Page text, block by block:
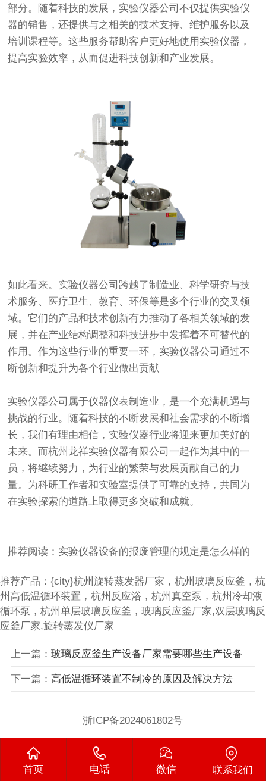
部分。随着科技的发展，实验仪器公司不仅提供实验仪
器的销售，还提供与之相关的技术支持、维护服务以及
培训课程等。这些服务帮助客户更好地使用实验仪器，
提高实验效率，从而促进科技创新和产业发展。
如此看来。实验仪器公司跨越了制造业、科学研究与技
术服务、医疗卫生、教育、环保等是多个行业的交叉领
域。它们的产品和技术创新有力推动了各相关领域的发
展，并在产业结构调整和科技进步中发挥着不可替代的
作用。作为这些行业的重要一环，实验仪器公司通过不
断创新和提升为各个行业做出贡献
实验仪器公司属于仪器仪表制造业，是一个充满机遇与
挑战的行业。随着科技的不断发展和社会需求的不断增
长，我们有理由相信，实验仪器行业将迎来更加美好的
未来。而杭州龙祥实验仪器有限公司一起作为其中的一
员，将继续努力，为行业的繁荣与发展贡献自己的力
量。为科研工作者和实验室提供了可靠的支持，共同为
在实验探索的道路上取得更多突破和成就。
推荐阅读： 实验仪器设备的报废管理的规定是怎么样的
推荐产品：{city}杭州旋转蒸发器厂家，杭州玻璃反应釜，杭
州高低温循环装置，杭州反应浴，杭州真空泵，杭州冷却液
循环泵，杭州单层玻璃反应釜，玻璃反应釜厂家,双层玻璃反
应釜厂家,旋转蒸发仪厂家
上一篇： 玻璃反应釜生产设备厂家需要哪些生产设备
下一篇： 高低温循环装置不制冷的原因及解决方法
浙ICP备2024061802号
首页 电话 微信 联系我们